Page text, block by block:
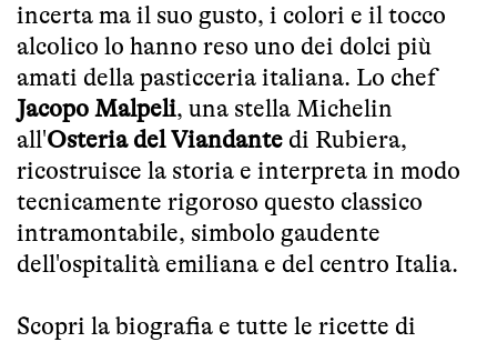
incerta ma il suo gusto, i colori e il tocco
alcolico lo hanno reso uno dei dolci più
amati della pasticceria italiana. Lo chef
Jacopo Malpeli, una stella Michelin
all'Osteria del Viandante di Rubiera,
ricostruisce la storia e interpreta in modo
tecnicamente rigoroso questo classico
intramontabile, simbolo gaudente
dell'ospitalità emiliana e del centro Italia.
Scopri la biografia e tutte le ricette di